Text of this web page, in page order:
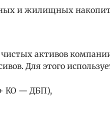
и жилищных
активов
Для этого
КО — ДБП),